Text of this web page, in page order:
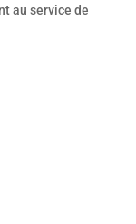
au service de